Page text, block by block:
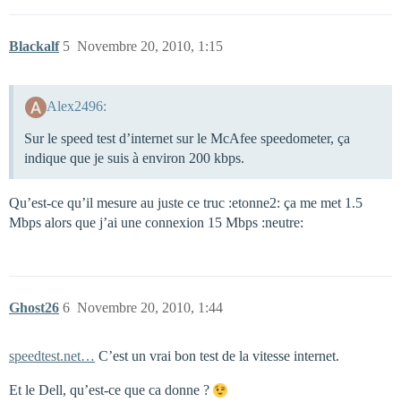
Blackalf Novembre 20, 2010, 1:15
5
Alex2496:
Sur le speed test d’internet sur le McAfee speedometer, ça
indique que je suis à environ 200 kbps.
Qu’est-ce qu’il mesure au juste ce truc :etonne2: ça me met 1.5
Mbps alors que j’ai une connexion 15 Mbps :neutre:
Ghost26 Novembre 20, 2010, 1:44
6
speedtest.net… C’est un vrai bon test de la vitesse internet.
Et le Dell, qu’est-ce que ca donne ?